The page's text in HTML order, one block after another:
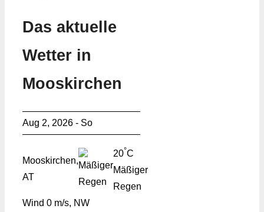
Das aktuelle
Wetter in
Mooskirchen
Aug 2, 2026 - So
Mooskirchen,
AT
20°C
Mäßiger
Regen
Wind 0 m/s, NW